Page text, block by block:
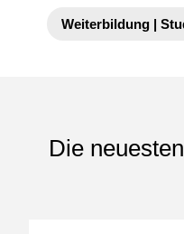
Weiterbildung |
Die